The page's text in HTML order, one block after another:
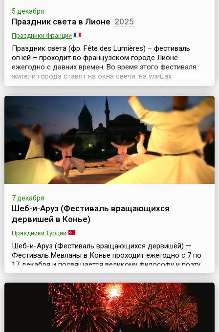
5 декабря
Праздник света в Лионе 2025
Праздники Франции
Праздник света (фр. Fête des Lumières) – фестиваль
огней – проходит во французском городе Лионе
ежегодно с давних времен. Во время этого фестиваля
жители города ставят на окна свечи, на улицах
загораются тысячи ламп, фонарей и
светильников.Истоки праздника уходят к середине 17
века, когда в Европе бушевала эпидемия чумы.
Городские советники Лиона решили обратиться к Деве
Марии с просьбой о зас...
7 декабря
Шеб-и-Аруз (Фестиваль вращающихся
дервишей в Конье)
Праздники Турции
Шеб-и-Аруз (Фестиваль вращающихся дервишей) —
Фестиваль Мевланы в Конье проходит ежегодно с 7 по
17 декабря и посвящается великому философу и поэту
Джелаладдину Руми (1207—1273), по прозвищу Мевлана
(наш повелитель).Основоположник неортодоксального
ислама, Мевлана увидел свет на земле нынешнего
Афганистана и скончался в Конье, центре
сельджукского государства, но честь считаться
родиной Джела...